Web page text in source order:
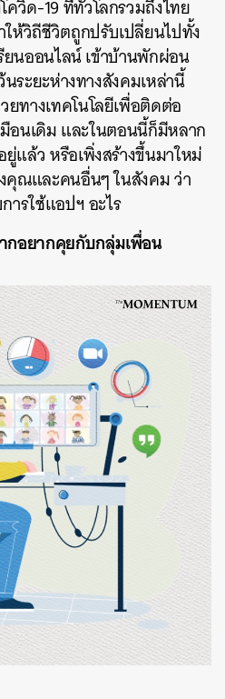
ควิด-19 ที่ทั่วโลกรวมถึงไทย
ห้วิถีชีวิตถูกปรับเปลี่ยนไปทั้ง
ยนออนไลน์ เข้าบ้านพักผ่อน
ระยะห่างทางสังคมเหล่านี้
ทางเทคโนโลยีเพื่อติดต่อ
มือนเดิม และในตอนนี้ก็มีหลาก
แล้ว หรือเพิ่งสร้างขึ้นมาใหม่
คุณและคนอื่นๆ ในสังคม ว่า
ารใช้แอปฯ อะไร
กอยากคุยกับกลุ่มเพื่อน